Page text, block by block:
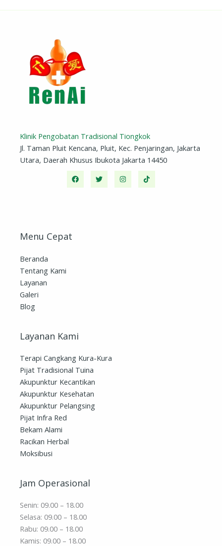
Klinik Pengobatan Tradisional Tiongkok
Jl. Taman Pluit Kencana, Pluit, Kec. Penjaringan, Jakarta
Utara, Daerah Khusus Ibukota Jakarta 14450
Menu Cepat
Beranda
Tentang Kami
Layanan
Galeri
Blog
Layanan Kami
Terapi Cangkang Kura-Kura
Pijat Tradisional Tuina
Akupunktur Kecantikan
Akupunktur Kesehatan
Akupunktur Pelangsing
Pijat Infra Red
Bekam Alami
Racikan Herbal
Moksibusi
Jam Operasional
Senin: 09.00 – 18.00
Selasa: 09.00 – 18.00
Rabu: 09.00 – 18.00
Kamis: 09.00 – 18.00